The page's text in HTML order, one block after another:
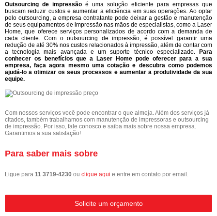
Outsourcing de impressão é uma solução eficiente para empresas que
buscam reduzir custos e aumentar a eficiência em suas operações. Ao optar
pelo outsourcing, a empresa contratante pode deixar a gestão e manutenção
de seus equipamentos de impressão nas mãos de especialistas, como a Laser
Home, que oferece serviços personalizados de acordo com a demanda de
cada cliente. Com o outsourcing de impressão, é possível garantir uma
redução de até 30% nos custos relacionados à impressão, além de contar com
a tecnologia mais avançada e um suporte técnico especializado. Para
conhecer os benefícios que a Laser Home pode oferecer para a sua
empresa, faça agora mesmo uma cotação e descubra como podemos
ajudá-lo a otimizar os seus processos e aumentar a produtividade da sua
equipe.
Com nossos serviços você pode encontrar o que almeja. Além dos serviços já
citados, também trabalhamos com manutenção de impressoras e outsourcing
de impressão. Por isso, fale conosco e saiba mais sobre nossa empresa.
Garantimos a sua satisfação!
Para saber mais sobre
Ligue para 11 3719-4230 ou clique aqui e entre em contato por email.
Solicite um orçamento